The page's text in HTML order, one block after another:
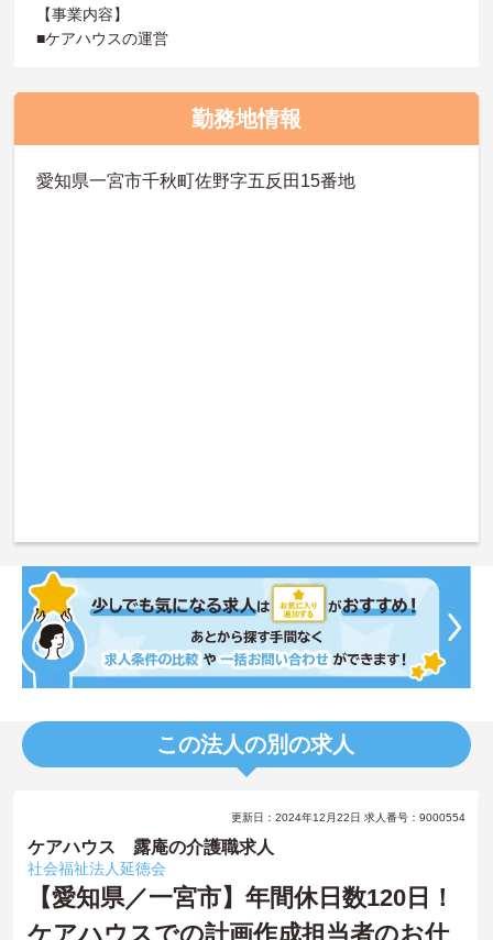
【事業内容】
■ケアハウスの運営
勤務地情報
愛知県一宮市千秋町佐野字五反田15番地
この法人の別の求人
更新日：2024年12月22日 求人番号：9000554
ケアハウス 露庵の介護職求人
社会福祉法人延徳会
【愛知県／一宮市】年間休日数120日！
ケアハウスでの計画作成担当者のお仕